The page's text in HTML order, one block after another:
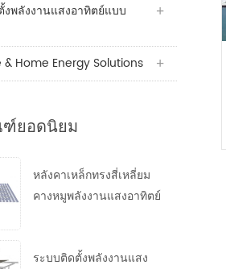
พลังงานแสงอาทิตย์แบบ
& Home Energy Solutions
ยอดนิยม
หลังคาเหล็กทรงสี่เหลี่ยม
คางหมูพลังงานแสงอาทิตย์
ระบบติดตั้งพลังงานแสง